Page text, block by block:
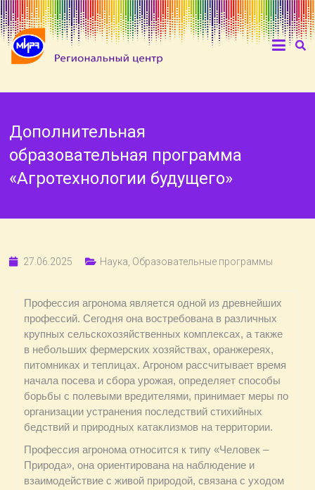
Дополнительная
образовательная программа
«Агротехнологии будущего»
27.06.2025 Наука Образовательные программы
Профессия агронома является одной из древнейших
профессий. Сегодня она востребована в различных
крупных сельскохозяйственных комплексах, а также
в небольших фермерских хозяйствах, оранжереях,
питомниках и теплицах. Агроном рассчитывает время
начала посева и сбора урожая, определяет способы
борьбы с полевыми вредителями, принимает меры по
организации устранения последствий стихийных
бедствий и природных катаклизмов на территории.
Профессия агронома относится к типу «Человек –
Природа», она ориентирована на наблюдение и
взаимодействие с живой природой, связана с уходом